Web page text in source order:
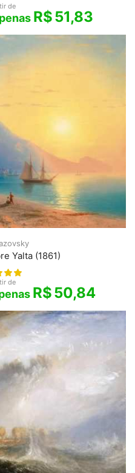
de
R$51,83
Yalta (1861)
de
R$50,84